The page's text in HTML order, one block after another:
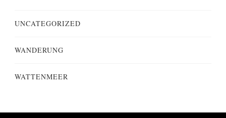
UNCATEGORIZED
WANDERUNG
WATTENMEER